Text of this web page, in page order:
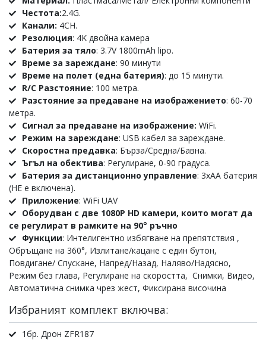
Честота:2.4G.
Канали: 4CH.
Резолюция: 4K двойна камера
Батерия за тяло: 3.7V 1800mAh lipo.
Време за зареждане: 90 минути
Време на полет (една батерия): до 15 минути.
R/C Разстояние: 100 метра.
Разстояние за предаване на изображението: 60-70
метра.
Сигнал за предаване на изображение: WiFi.
Режим на зареждане: USB кабел за зареждане.
Скоростна предавка: Бърза/Средна/Бавна.
Ъгъл на обектива: Регулиране, 0-90 градуса.
Батерия за дистанционно управление: 3xAA батерия
(НЕ е включена).
Приложение: WiFi UAV
Оборудван с две 1080P HD камери, които могат да
се регулират в рамките на 90° ръчно
Функции: Интелигентно избягване на препятствия ,
Обръщане на 360°, Излитане/кацане с един бутон,
Повдигане/ Спускане, Напред/Назад, Наляво/Надясно,
Режим без глава, Регулиране на скоростта, Снимки, Видео,
Автоматична снимка чрез жест, Фиксирана височина
Избраният комплект включва:
1бр. Дрон ZFR187